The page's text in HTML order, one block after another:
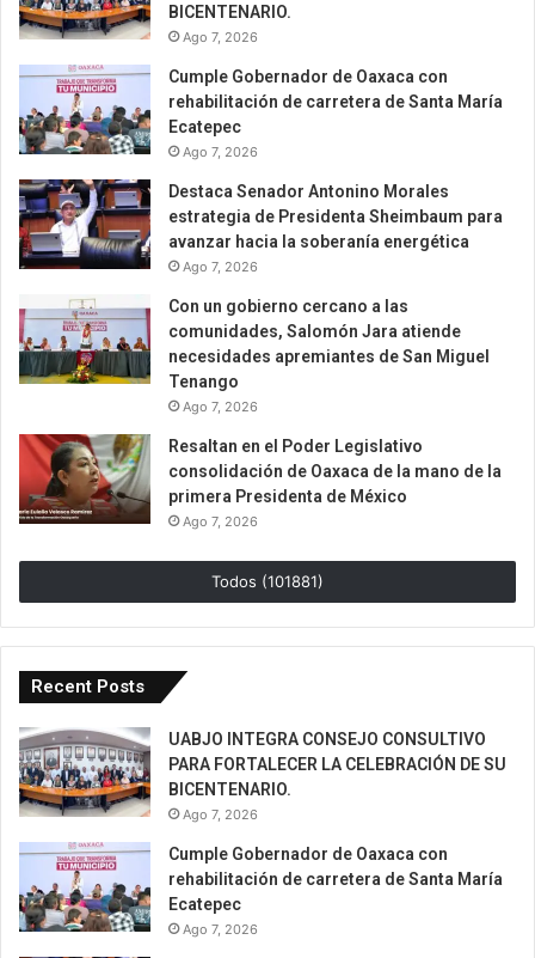
BICENTENARIO.
Ago 7, 2026
Cumple Gobernador de Oaxaca con
rehabilitación de carretera de Santa María
Ecatepec
Ago 7, 2026
Destaca Senador Antonino Morales
estrategia de Presidenta Sheimbaum para
avanzar hacia la soberanía energética
Ago 7, 2026
Con un gobierno cercano a las
comunidades, Salomón Jara atiende
necesidades apremiantes de San Miguel
Tenango
Ago 7, 2026
Resaltan en el Poder Legislativo
consolidación de Oaxaca de la mano de la
primera Presidenta de México
Ago 7, 2026
Todos (101881)
Recent Posts
UABJO INTEGRA CONSEJO CONSULTIVO
PARA FORTALECER LA CELEBRACIÓN DE SU
BICENTENARIO.
Ago 7, 2026
Cumple Gobernador de Oaxaca con
rehabilitación de carretera de Santa María
Ecatepec
Ago 7, 2026